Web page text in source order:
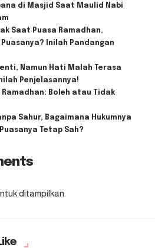
di Masjid Saat Maulid Nabi
Saat Puasa Ramadhan,
Inilah Pandangan
Namun Hati Malah Terasa
Penjelasannya!
Ramadhan: Boleh atau Tidak
Sahur, Bagaimana Hukumnya
Tetap Sah?
ditampilkan.